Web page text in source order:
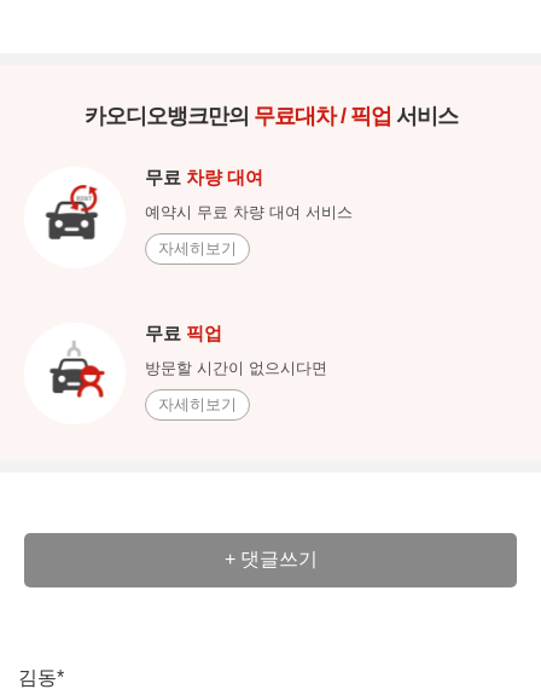
카오디오뱅크만의 무료대차 / 픽업 서비스
무료 차량 대여
예약시 무료 차량 대여 서비스
자세히보기
무료 픽업
방문할 시간이 없으시다면
자세히보기
+ 댓글쓰기
김동*